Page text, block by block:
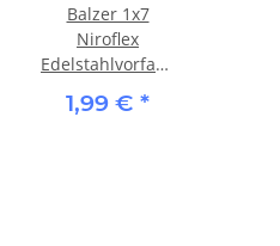
Balzer 1x7
Niroflex
Edelstahlvorfach
mit Snap und
Tonne 25 cm
1,99 € *